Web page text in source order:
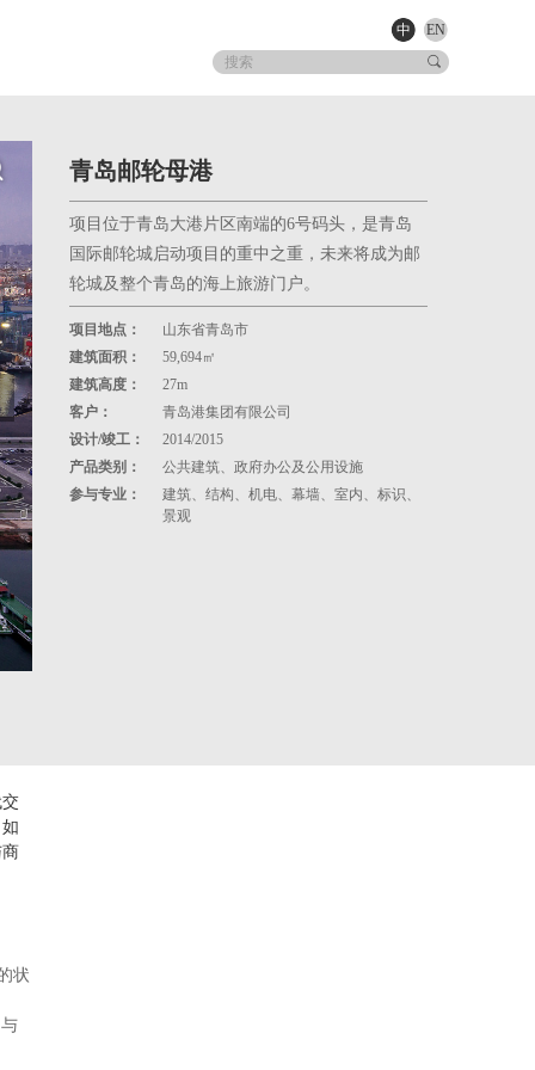
中 EN
青岛邮轮母港
项目位于青岛大港片区南端的6号码头，是青岛
国际邮轮城启动项目的重中之重，未来将成为邮
轮城及整个青岛的海上旅游门户。
项目地点：
山东省青岛市
建筑面积：
59,694㎡
建筑高度：
27m
客户：
青岛港集团有限公司
设计/竣工：
2014/2015
产品类别：
公共建筑、政府办公及公用设施
参与专业：
建筑、结构、机电、幕墙、室内、标识、
景观
状